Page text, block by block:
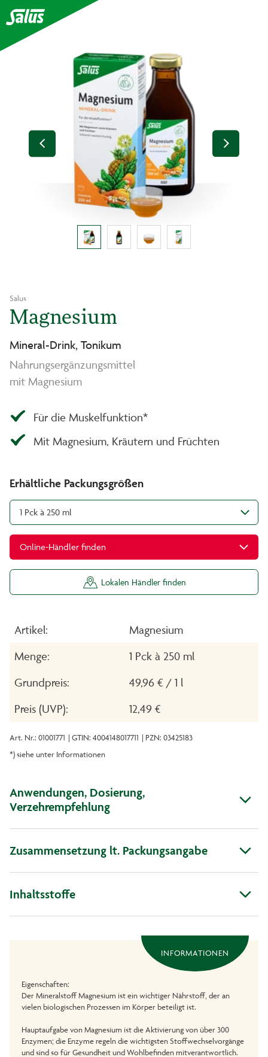
Salus
Magnesium
Mineral-Drink, Tonikum
Nahrungsergänzungsmittel
mit Magnesium
Für die Muskelfunktion*
Mit Magnesium, Kräutern und Früchten
Erhältliche Packungsgrößen
1 Pck à 250 ml
Online-Händler finden
Lokalen Händler finden
Artikel:
Magnesium
Menge:
1 Pck à 250 ml
Grundpreis:
49,96 € / 1 l
Preis (UVP):
12,49 €
Art. Nr.: 01001771 | GTIN: 4004148017711 | PZN: 03425183
*) siehe unter Informationen
Anwendungen, Dosierung,
Verzehrempfehlung
Zusammensetzung lt. Packungsangabe
Inhaltsstoffe
INFORMATIONEN
Eigenschaften:
Der Mineralstoff Magnesium ist ein wichtiger Nährstoff, der an
vielen biologischen Prozessen im Körper beteiligt ist.
Hauptaufgabe von Magnesium ist die Aktivierung von über 300
Enzymen; die Enzyme regeln die wichtigsten Stoffwechselvorgänge
und sind so für Gesundheit und Wohlbefinden mitverantwortlich.